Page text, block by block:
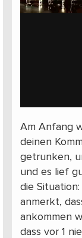
Am Anfang
deinen
getrunken,
und es lief
die
anmerkt,
ankommen
dass vor 1